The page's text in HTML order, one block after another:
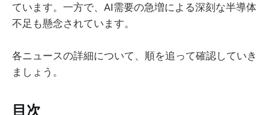
ています。一方で、AI需要の急増による深刻な半導体
不足も懸念されています。
各ニュースの詳細について、順を追って確認していき
ましょう。
目次